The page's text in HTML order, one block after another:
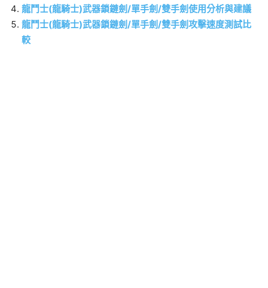
龍鬥士(龍騎士)武器鎖鏈劍/單手劍/雙手劍使用分析與建議
龍鬥士(龍騎士)武器鎖鏈劍/單手劍/雙手劍攻擊速度測試比
較